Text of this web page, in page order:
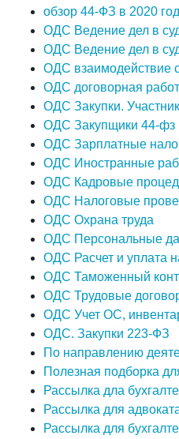
обзор 44-ФЗ в 2020
ОДС Ведение дел в
ОДС Ведение дел в
ОДС взаимодействие
ОДС договорная
ОДС Закупки. Участник
ОДС Закупщики 44-фз
ОДС Зарплатные
ОДС Иностранные
ОДС Кадровые
ОДС Налоговые
ОДС Охрана труда
ОДС Персональные
ОДС Расчет и уплата
ОДС Таможенный
ОДС Трудовые
ОДС Учет ОС,
ОДС. Закупки 223-ФЗ
По направлению
Полезная подборка
Рассылка дла
Рассылка для
Рассылка для